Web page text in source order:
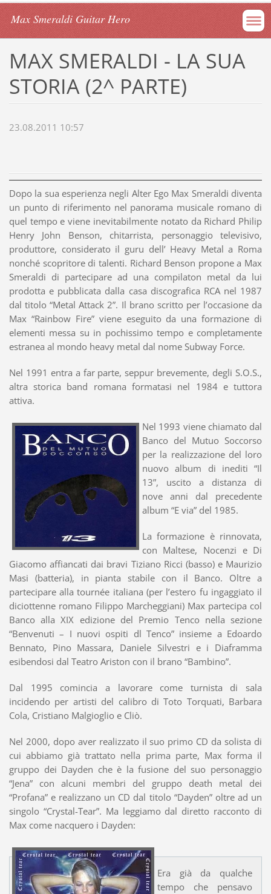
Max Smeraldi Guitar Hero
MAX SMERALDI - LA SUA
STORIA (2^ PARTE)
23.08.2011 10:57
Dopo la sua esperienza negli Alter Ego Max Smeraldi diventa
un punto di riferimento nel panorama musicale romano di
quel tempo e viene inevitabilmente notato da Richard Philip
Henry John Benson, chitarrista, personaggio televisivo,
produttore, considerato il guru dell’ Heavy Metal a Roma
nonché scopritore di talenti. Richard Benson propone a Max
Smeraldi di partecipare ad una compilaton metal da lui
prodotta e pubblicata dalla casa discografica RCA nel 1987
dal titolo “Metal Attack 2”. Il brano scritto per l’occasione da
Max “Rainbow Fire” viene eseguito da una formazione di
elementi messa su in pochissimo tempo e completamente
estranea al mondo heavy metal dal nome Subway Force.
Nel 1991 entra a far parte, seppur brevemente, degli S.O.S.,
altra storica band romana formatasi nel 1984 e tuttora
attiva.
Nel 1993 viene chiamato dal
Banco del Mutuo Soccorso
per la realizzazione del loro
nuovo album di inediti “Il
13”, uscito a distanza di
nove anni dal precedente
album “E via” del 1985.
La formazione è rinnovata,
con Maltese, Nocenzi e Di
Giacomo affiancati dai bravi Tiziano Ricci (basso) e Maurizio
Masi (batteria), in pianta stabile con il Banco. Oltre a
partecipare alla tournée italiana (per l’estero fu ingaggiato il
diciottenne romano Filippo Marcheggiani) Max partecipa col
Banco alla XIX edizione del Premio Tenco nella sezione
“Benvenuti – I nuovi ospiti dl Tenco” insieme a Edoardo
Bennato, Pino Massara, Daniele Silvestri e i Diaframma
esibendosi dal Teatro Ariston con il brano “Bambino”.
Dal 1995 comincia a lavorare come turnista di sala
incidendo per artisti del calibro di Toto Torquati, Barbara
Cola, Cristiano Malgioglio e Cliò.
Nel 2000, dopo aver realizzato il suo primo CD da solista di
cui abbiamo già trattato nella prima parte, Max forma il
gruppo dei Dayden che è la fusione del suo personaggio
“Jena” con alcuni membri del gruppo death metal dei
“Profana” e realizzano un CD dal titolo “Dayden” oltre ad un
singolo “Crystal-Tear”. Ma leggiamo dal diretto racconto di
Max come nacquero i Dayden:
Era già da qualche
tempo che pensavo